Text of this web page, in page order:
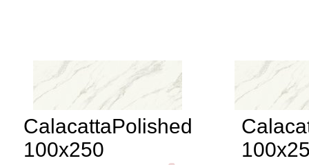
CalacattaPolished
100x250